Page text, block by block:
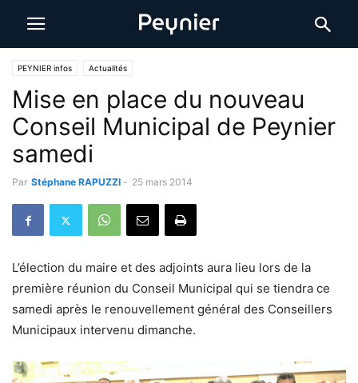
PEYNIER infos Actualités
Mise en place du nouveau
Conseil Municipal de Peynier
samedi
Par Stéphane RAPUZZI - 25 mars 2014
L’élection du maire et des adjoints aura lieu lors de la
première réunion du Conseil Municipal qui se tiendra ce
samedi après le renouvellement général des Conseillers
Municipaux intervenu dimanche.